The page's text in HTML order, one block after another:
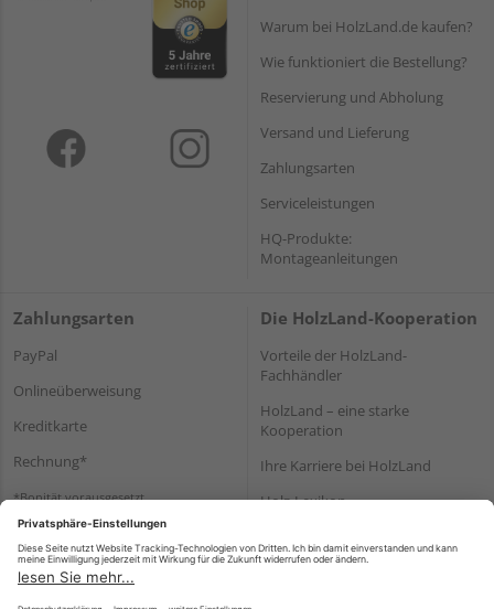
Warum bei HolzLand.de kaufen?
Wie funktioniert die Bestellung?
Reservierung und Abholung
Versand und Lieferung
Zahlungsarten
Serviceleistungen
HQ-Produkte:
Montageanleitungen
Zahlungsarten
PayPal
Onlineüberweisung
Kreditkarte
Rechnung*
*Bonität vorausgesetzt
Die HolzLand-Kooperation
Vorteile der HolzLand-
Fachhändler
HolzLand – eine starke
Kooperation
Ihre Karriere bei HolzLand
Holz-Lexikon